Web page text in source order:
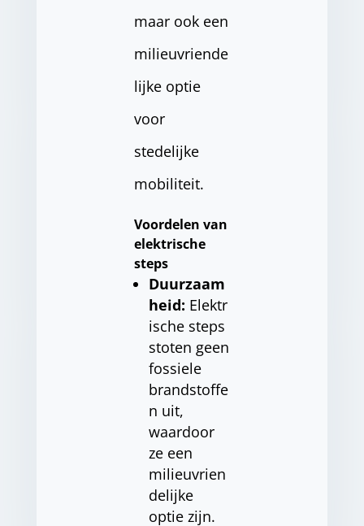
maar ook een
milieuvriende
lijke optie
voor
stedelijke
mobiliteit.
Voordelen van
elektrische
steps
Duurzaam
heid: Elektr
ische steps
stoten geen
fossiele
brandstoffe
n uit,
waardoor
ze een
milieuvrien
delijke
optie zijn.